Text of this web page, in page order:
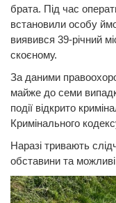
брата. Під час
встановили особу
виявився 39-річний
скоєному.
За даними
майже до семи
події відкрито
Кримінального
Наразі тривають
обставини та